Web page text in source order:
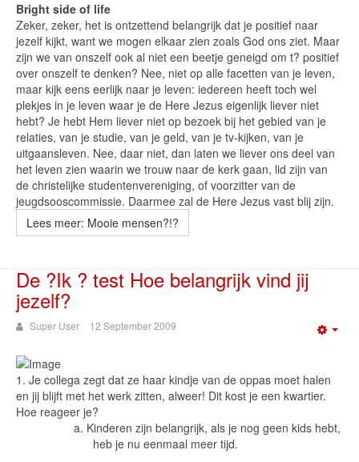
Bright side of life
Zeker, zeker, het is ontzettend belangrijk dat je positief naar
jezelf kijkt, want we mogen elkaar zien zoals God ons ziet. Maar
zijn we van onszelf ook al niet een beetje geneigd om t? positief
over onszelf te denken? Nee, niet op alle facetten van je leven,
maar kijk eens eerlijk naar je leven: iedereen heeft toch wel
plekjes in je leven waar je de Here Jezus eigenlijk liever niet
hebt? Je hebt Hem liever niet op bezoek bij het gebied van je
relaties, van je studie, van je geld, van je tv-kijken, van je
uitgaansleven. Nee, daar niet, dan laten we liever ons deel van
het leven zien waarin we trouw naar de kerk gaan, lid zijn van
de christelijke studentenvereniging, of voorzitter van de
jeugdsooscommissie. Daarmee zal de Here Jezus vast blij zijn.
Lees meer: Mooie mensen?!?
De ?Ik ? test Hoe belangrijk vind jij
jezelf?
Super User 12 September 2009
1. Je collega zegt dat ze haar kindje van de oppas moet halen
en jij blijft met het werk zitten, alweer! Dit kost je een kwartier.
Hoe reageer je?
a. Kinderen zijn belangrijk, als je nog geen kids hebt,
heb je nu eenmaal meer tijd.